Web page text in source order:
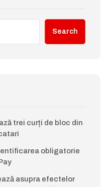
Search
trei curți de bloc din
obligatorie
asupra efectelor